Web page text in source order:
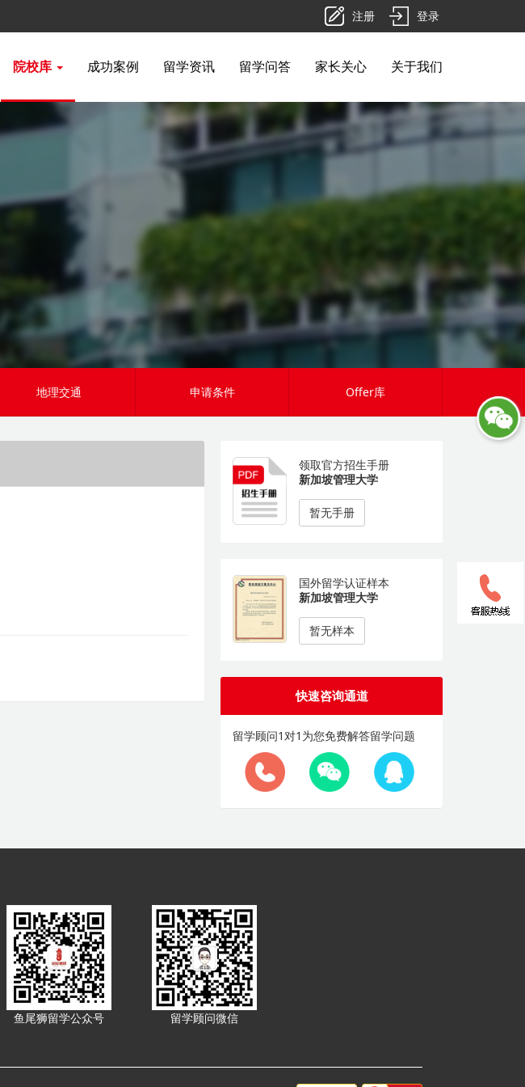
登录
注册
院校库 成功案例 留学资讯 留学问答 家长关心 关于我们
地理交通 申请条件 Offer库
领取官方招生手册
新加坡管理大学
暂无手册
国外留学认证样本
新加坡管理大学
暂无样本
快速咨询通道
留学顾问1对1为您免费解答留学问题
鱼尾狮留学公众号 留学顾问微信